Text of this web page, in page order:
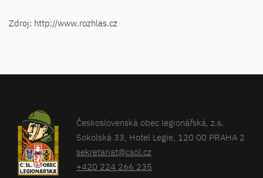
Zdroj: http://www.rozhlas.cz
Československá obec legionářská, z.s.
Sokolská 33, Hotel Legie, 120 00 PRAHA 2
sekretariat@csol.cz
+420 224 266 235